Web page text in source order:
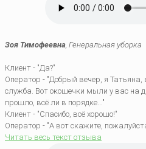
Зоя Тимофеевна, Генеральная уборка
Клиент - "Да?"
Оператор - "Добрый вечер, я Татьяна,
служба. Вот окошечки мыли у вас на
прошло, всё ли в порядке..."
Клиент - "Спасибо, всё хорошо!"
Оператор - "А вот скажите,
Читать весь текст отзыва